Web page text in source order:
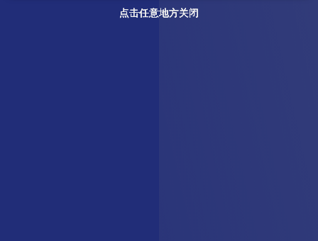
点击任意地方关闭
点击任意地方关闭
点击任意地方关闭
点击任意地方关闭